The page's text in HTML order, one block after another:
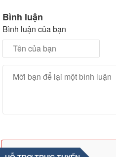
Bình luận
Bình luận của bạn